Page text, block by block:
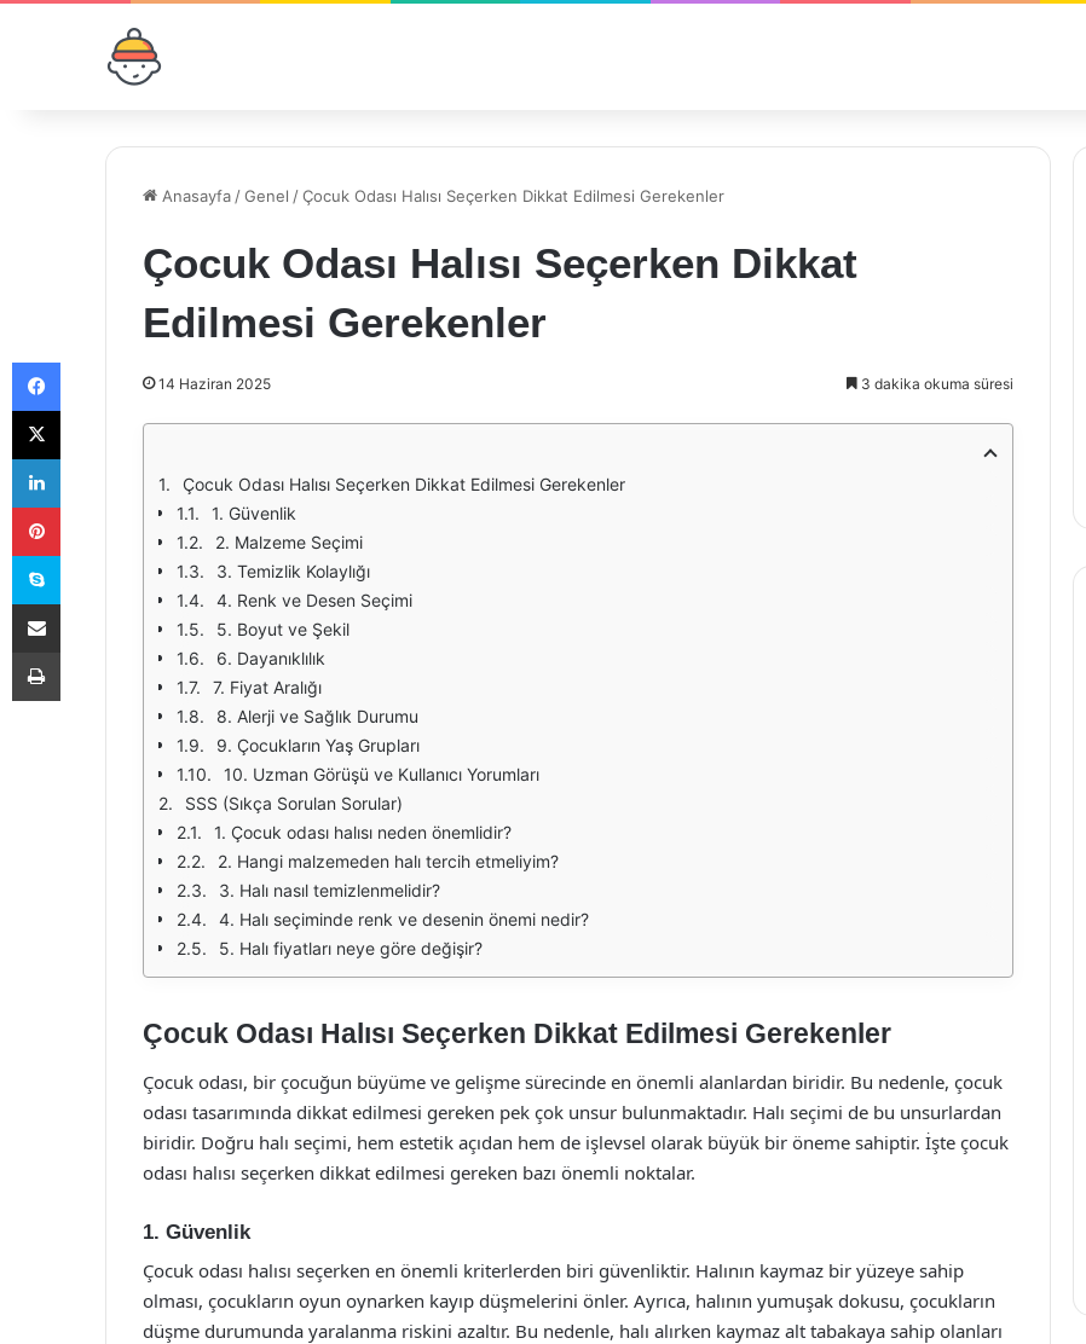
Anasayfa /Genel /Çocuk Odası Halısı Seçerken Dikkat Edilmesi Gerekenler
Çocuk Odası Halısı Seçerken Dikkat
Edilmesi Gerekenler
14 Haziran 2025 3 dakika okuma süresi
Çocuk Odası Halısı Seçerken Dikkat Edilmesi Gerekenler
1. Güvenlik
2. Malzeme Seçimi
3. Temizlik Kolaylığı
4. Renk ve Desen Seçimi
5. Boyut ve Şekil
6. Dayanıklılık
7. Fiyat Aralığı
8. Alerji ve Sağlık Durumu
9. Çocukların Yaş Grupları
10. Uzman Görüşü ve Kullanıcı Yorumları
SSS (Sıkça Sorulan Sorular)
1. Çocuk odası halısı neden önemlidir?
2. Hangi malzemeden halı tercih etmeliyim?
3. Halı nasıl temizlenmelidir?
4. Halı seçiminde renk ve desenin önemi nedir?
5. Halı fiyatları neye göre değişir?
Çocuk Odası Halısı Seçerken Dikkat Edilmesi Gerekenler
Çocuk odası, bir çocuğun büyüme ve gelişme sürecinde en önemli alanlardan biridir. Bu nedenle, çocuk
odası tasarımında dikkat edilmesi gereken pek çok unsur bulunmaktadır. Halı seçimi de bu unsurlardan
biridir. Doğru halı seçimi, hem estetik açıdan hem de işlevsel olarak büyük bir öneme sahiptir. İşte çocuk
odası halısı seçerken dikkat edilmesi gereken bazı önemli noktalar.
1. Güvenlik
Çocuk odası halısı seçerken en önemli kriterlerden biri güvenliktir. Halının kaymaz bir yüzeye sahip
olması, çocukların oyun oynarken kayıp düşmelerini önler. Ayrıca, halının yumuşak dokusu, çocukların
düşme durumunda yaralanma riskini azaltır. Bu nedenle, halı alırken kaymaz alt tabakaya sahip olanları
Facebook
X
LinkedIn
Pinterest
Skype
E-Posta ile paylaş